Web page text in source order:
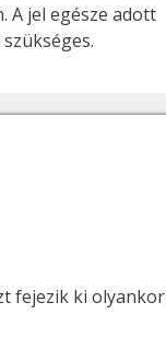
A jel egésze adott
fejezik ki